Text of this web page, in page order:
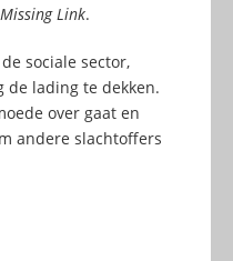
Link.
sociale sector,
de lading te dekken.
over gaat en
andere slachtoffers